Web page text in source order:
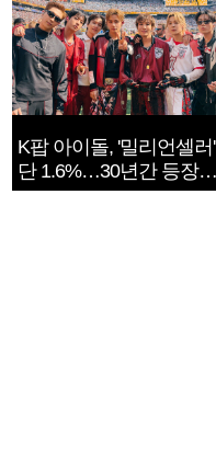
K팝 아이돌, '밀리언셀러'
단 1.6%…30년간 등장
1182개팀 전수조사